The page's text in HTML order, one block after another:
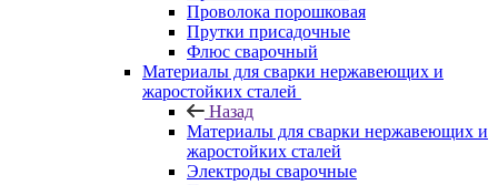
Проволока порошковая
Прутки присадочные
Флюс сварочный
Материалы для сварки нержавеющих и
жаростойких сталей
Назад
Материалы для сварки нержавеющих и
жаростойких сталей
Электроды сварочные